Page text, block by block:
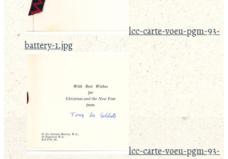
lcc-carte-voeu-pgm-93-
battery-1.jpg
lcc-carte-voeu-pgm-93-